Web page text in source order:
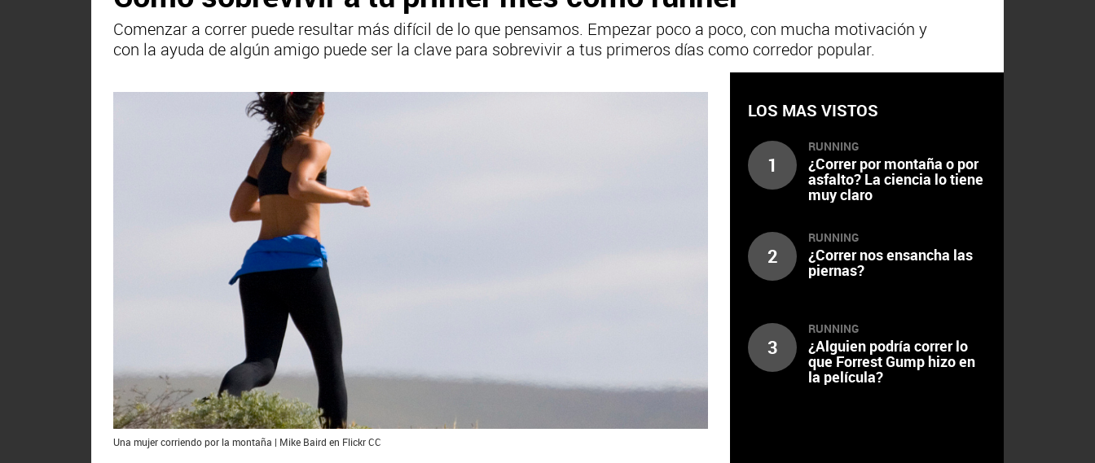
Comenzar a correr puede resultar más difícil de lo que pensamos. Empezar poco a poco, con mucha motivación y
con la ayuda de algún amigo puede ser la clave para sobrevivir a tus primeros días como corredor popular.
Una mujer corriendo por la montaña | Mike Baird en Flickr CC
LOS MAS VISTOS
1
RUNNING
¿Correr por montaña o por
asfalto? La ciencia lo tiene
muy claro
2
RUNNING
¿Correr nos ensancha las
piernas?
3
RUNNING
¿Alguien podría correr lo
que Forrest Gump hizo en
la película?